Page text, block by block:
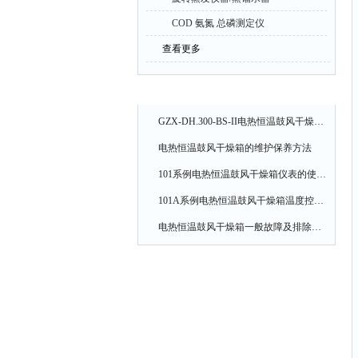
COD 氨氮 总磷测定仪
查看更多
GZX-DH.300-BS-II电热恒温鼓风干燥使用及注意事项
电热恒温鼓风干燥箱的维护保养方法
101系例电热恒温鼓风干燥箱仪表的使用方法
101A系例电热恒温鼓风干燥箱温度控制操作方法
电热恒温鼓风干燥箱一般故障及排除方法